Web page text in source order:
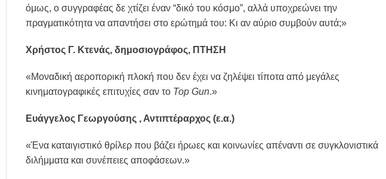
όμως, ο συγγραφέας δε χτίζει έναν “δικό του κόσμο”, αλλά υποχρεώνει την
πραγματικότητα να απαντήσει στο ερώτημά του: Κι αν αύριο συμβούν αυτά;»
Χρήστος Γ. Κτενάς, δημοσιογράφος, ΠΤΗΣΗ
«Μοναδική αεροπορική πλοκή που δεν έχει να ζηλέψει τίποτα από μεγάλες
κινηματογραφικές επιτυχίες σαν το Top Gun.»
Ευάγγελος Γεωργούσης , Αντιπτέραρχος (ε.α.)
«Ένα καταιγιστικό θρίλερ που βάζει ήρωες και κοινωνίες απέναντι σε συγκλονιστικά
διλήμματα και συνέπειες αποφάσεων.»